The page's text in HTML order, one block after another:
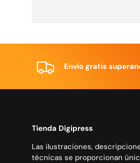
Envío gratis
Tienda Digipress
Las ilustraciones,
técnicas se proporcionan